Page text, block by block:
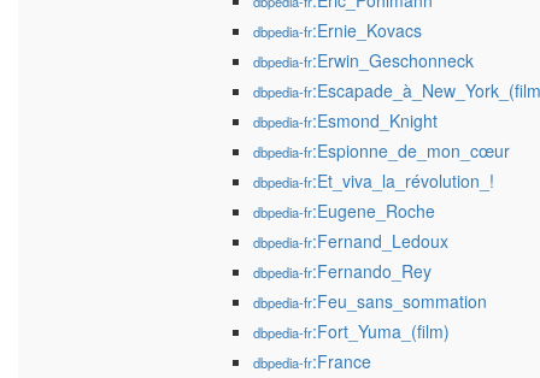
dbpedia-fr:Ernie_Kovacs
dbpedia-fr:Erwin_Geschonneck
dbpedia-fr
dbpedia-fr:Esmond_Knight
dbpedia-fr:Espionne_de_mon_cœur
dbpedia-fr:Et_viva_la_révolution_!
dbpedia-fr:Eugene_Roche
dbpedia-fr:Fernand_Ledoux
dbpedia-fr:Fernando_Rey
dbpedia-fr:Feu_sans_sommation
dbpedia-fr:Fort_Yuma_(film)
dbpedia-fr:France